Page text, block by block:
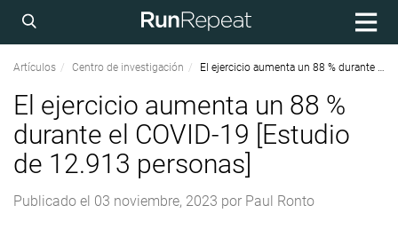
Artículos Centro de investigación El ejercicio aumenta un 88 % durante el COVID-19 [Estudio de 12.913 personas]
El ejercicio aumenta un 88 %
durante el COVID-19 [Estudio
de 12.913 personas]
Publicado el 03 noviembre, 2023 por Paul Ronto